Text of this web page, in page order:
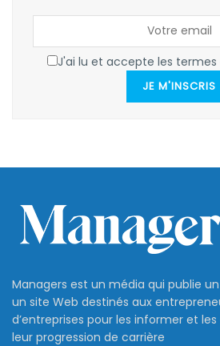
J'ai lu et accepte les
JE M'INSCRIS
Managers est un média qui publie
un site Web destinés aux
d’entreprises pour les informer et
leur progression de carrière